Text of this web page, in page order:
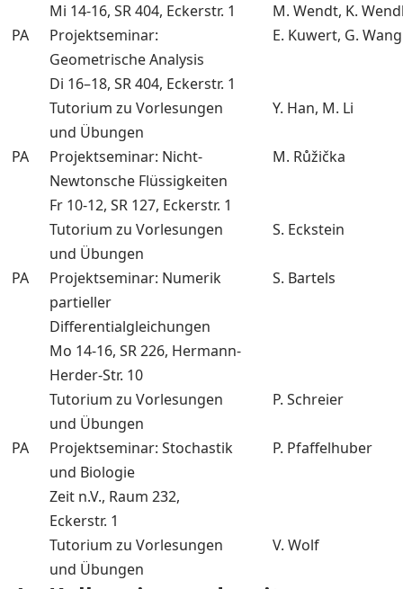
M. Wendt, K.
Mi 14-16, SR 404, Eckerstr. 1
PA
Projektseminar:
Geometrische Analysis
E. Kuwert, G. Wang
Di 16–18, SR 404, Eckerstr. 1
Tutorium zu Vorlesungen
und Übungen
Y. Han, M. Li
PA
Projektseminar: Nicht-
Newtonsche Flüssigkeiten
M. Růžička
Fr 10-12, SR 127, Eckerstr. 1
Tutorium zu Vorlesungen
und Übungen
S. Eckstein
PA
Projektseminar: Numerik
partieller
Differentialgleichungen
S. Bartels
Mo 14-16, SR 226, Hermann-
Herder-Str. 10
Tutorium zu Vorlesungen
und Übungen
P. Schreier
PA
Projektseminar: Stochastik
und Biologie
P. Pfaffelhuber
Zeit n.V., Raum 232,
Eckerstr. 1
Tutorium zu Vorlesungen
und Übungen
V. Wolf